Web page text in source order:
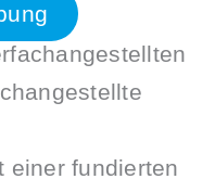
einer fundierten